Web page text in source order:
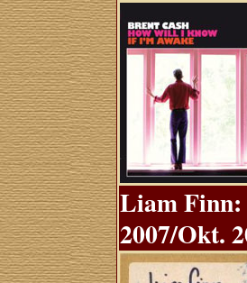
Liam
2007/Okt.